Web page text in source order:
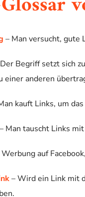
– Man versucht, gute
Begriff setzt sich
einer anderen
kauft Links, um
– Man tauscht Links
Werbung auf
– Wird ein Link mit